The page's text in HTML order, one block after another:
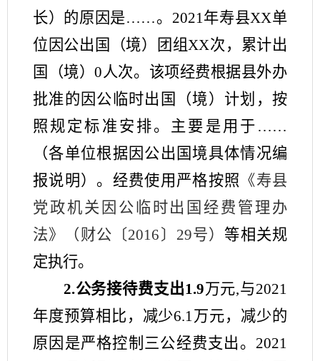
长）的原因是……。 2021年寿县XX单
位因公出国（境）团组XX次，累计出
国（境）0人次。该项经费根据县外办
批准的因公临时出国（境）计划，按
照规定标准安排。主要是用于 ……
（各单位根据因公出国境具体情况编
报说明） 。经费使用严格按照 《寿县
党政机关因公临时出国经费管理办
法》（财公〔2016〕29号） 等相关规
定执行。
2.公务接待费支出1.9万元,与2021
年度预算相比， 减少6.1万元， 减少的
原因是严格控制三公经费支出 。 2021